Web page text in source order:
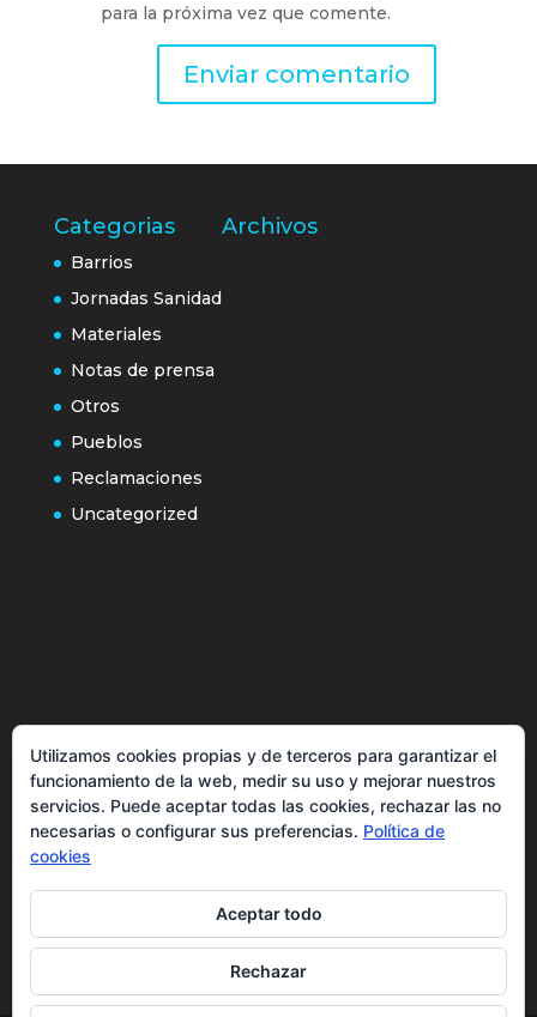
para la próxima vez que comente.
Categorias
Barrios
Jornadas Sanidad
Materiales
Notas de prensa
Otros
Pueblos
Reclamaciones
Uncategorized
Archivos
Política de cookies
Más información sobre las cookies
Inicio
Política de privacidad
Utilizamos cookies propias y de terceros para garantizar el
funcionamiento de la web, medir su uso y mejorar nuestros
servicios. Puede aceptar todas las cookies, rechazar las no
necesarias o configurar sus preferencias. Política de
cookies
Aceptar todo
Rechazar